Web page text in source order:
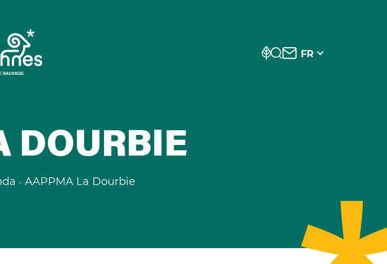
FR
DOURBIE
AAPPMA La Dourbie